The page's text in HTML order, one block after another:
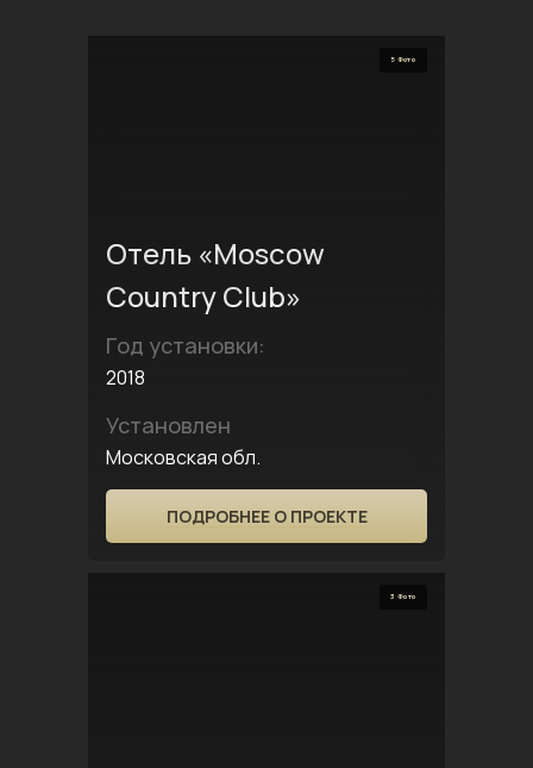
5 Фото
Отель «Moscow
Country Club»
Год установки:
2018
Установлен
Московская обл.
ПОДРОБНЕЕ О ПРОЕКТЕ
3 Фото